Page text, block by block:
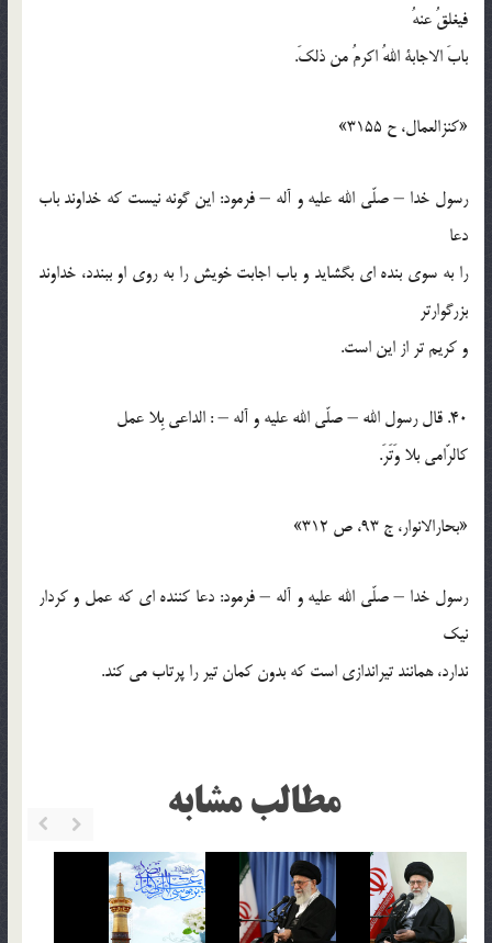
فيغلقُ عنهُ
بابَ الاجابة اللهُ اكرمُ من ذلكَ.
«كنزالعمال، ح 3155»
رسول خدا – صلّي الله عليه و آله – فرمود: اين گونه نيست كه خداوند باب
دعا
را به سوي بنده اي بگشايد و باب اجابت خويش را به روي او ببندد، خداوند
بزرگوارتر
و كريم تر از اين است.
40. قال رسول الله – صلّي الله عليه و آله – : الداعي بِلا عمل
كالرّامي بلا وَتَرَ.
«بحارالانوار، ج 93، ص 312»
رسول خدا – صلّي الله عليه و آله – فرمود: دعا كننده اي كه عمل و كردار
نيك
ندارد، همانند تيراندازي است كه بدون كمان تير را پرتاب مي كند.
مطالب مشابه